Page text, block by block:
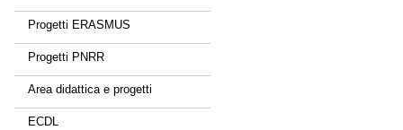
Tessere la rete
Estate a scuola
Scuola d'estate
Progetti ERASMUS
Progetti PNRR
Area didattica e progetti
ECDL